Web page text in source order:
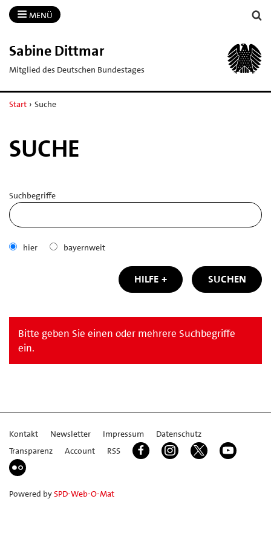
MENÜ
Sabine Dittmar
Mitglied des Deutschen Bundestages
Start › Suche
SUCHE
Suchbegriffe
hier bayernweit
HILFE SUCHEN
Bitte geben Sie einen oder mehrere Suchbegriffe
ein.
Kontakt Newsletter Impressum
Datenschutz
Transparenz
Account RSS
Powered bySPD-Web-O-Mat